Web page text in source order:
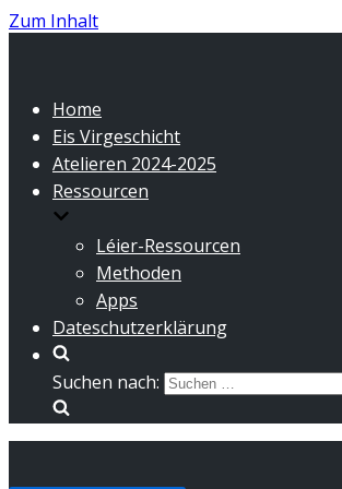
Zum Inhalt
Home
Eis Virgeschicht
Atelieren 2024-2025
Ressourcen
Léier-Ressourcen
Methoden
Apps
Dateschutzerklärung
Suchen nach: